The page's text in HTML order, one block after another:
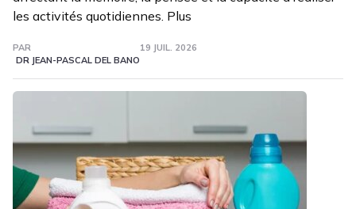
les activités quotidiennes. Plus
PAR
DR JEAN-PASCAL DEL BANO
19 JUIL. 2026